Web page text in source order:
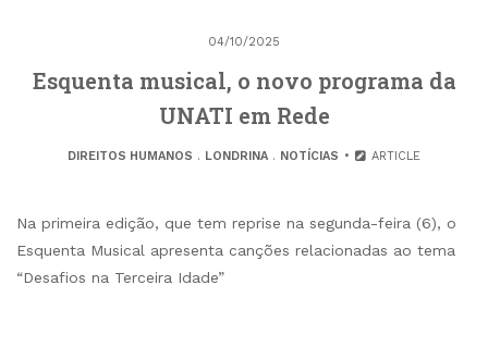
04/10/2025
Esquenta musical, o novo programa da
UNATI em Rede
DIREITOS HUMANOS . LONDRINA. NOTÍCIAS ARTICLE
Na primeira edição, que tem reprise na segunda-feira (6), o
Esquenta Musical apresenta canções relacionadas ao tema
“Desafios na Terceira Idade”